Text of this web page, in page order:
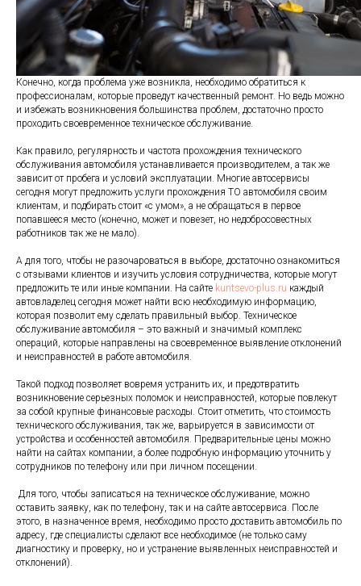
Конечно, когда проблема уже возникла, необходимо обратиться к
профессионалам, которые проведут качественный ремонт. Но ведь можно
и избежать возникновения большинства проблем, достаточно просто
проходить своевременное техническое обслуживание.
Как правило, регулярность и частота прохождения технического
обслуживания автомобиля устанавливается производителем, а так же
зависит от пробега и условий эксплуатации. Многие автосервисы
сегодня могут предложить услуги прохождения ТО автомобиля своим
клиентам, и подбирать стоит «с умом», а не обращаться в первое
попавшееся место (конечно, может и повезет, но недобросовестных
работников так же не мало).
А для того, чтобы не разочароваться в выборе, достаточно ознакомиться
с отзывами клиентов и изучить условия сотрудничества, которые могут
предложить те или иные компании. На сайте kuntsevo-plus.ru каждый
автовладелец сегодня может найти всю необходимую информацию,
которая позволит ему сделать правильный выбор. Техническое
обслуживание автомобиля – это важный и значимый комплекс
операций, которые направлены на своевременное выявление отклонений
и неисправностей в работе автомобиля.
Такой подход позволяет вовремя устранить их, и предотвратить
возникновение серьезных поломок и неисправностей, которые повлекут
за собой крупные финансовые расходы. Стоит отметить, что стоимость
технического обслуживания, так же, варьируется в зависимости от
устройства и особенностей автомобиля. Предварительные цены можно
найти на сайтах компании, а более подробную информацию уточнить у
сотрудников по телефону или при личном посещении.
Для того, чтобы записаться на техническое обслуживание, можно
оставить заявку, как по телефону, так и на сайте автосервиса. После
этого, в назначенное время, необходимо просто доставить автомобиль по
адресу, где специалисты сделают все необходимое (не только саму
диагностику и проверку, но и устранение выявленных неисправностей и
отклонений).